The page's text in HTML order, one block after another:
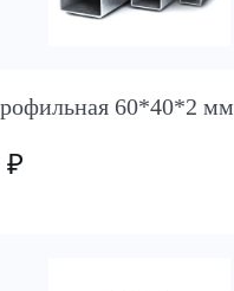
60*40*2 мм
₽